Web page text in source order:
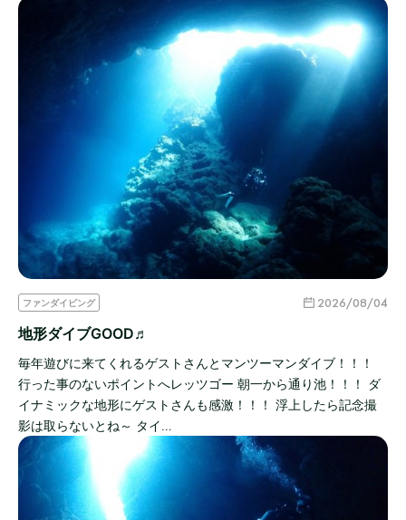
ファンダイビング 2026/08/04
地形ダイブGOOD♬
毎年遊びに来てくれるゲストさんとマンツーマンダイブ！！！
行った事のないポイントへレッツゴー 朝一から通り池！！！ ダ
イナミックな地形にゲストさんも感激！！！ 浮上したら記念撮
影は取らないとね～ タイ…